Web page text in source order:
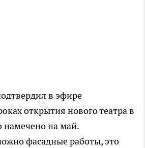
в эфире
открытия нового театра в
на май.
фасадные работы, это